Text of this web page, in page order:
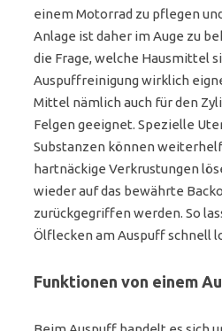
einem Motorrad zu pflegen
Anlage ist daher im Auge zu
die Frage, welche Hausmittel
Auspuffreinigung wirklich
Mittel nämlich auch für den
Felgen geeignet. Spezielle
Substanzen können
hartnäckige Verkrustungen
wieder auf das bewährte
zurückgegriffen werden. So
Ölflecken am Auspuff schnell
Funktionen von einem